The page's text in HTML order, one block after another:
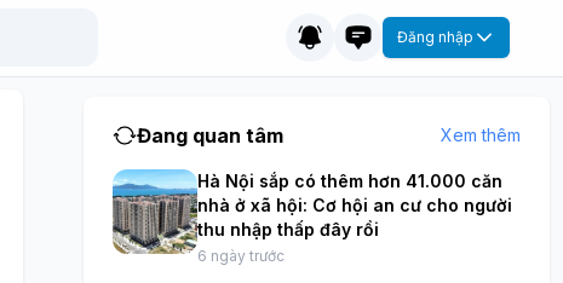
Đăng nhập
Đang quan tâm Xem thêm
Hà Nội sắp có thêm hơn 41.000 căn
nhà ở xã hội: Cơ hội an cư cho người
thu nhập thấp đây rồi
6 ngày trước